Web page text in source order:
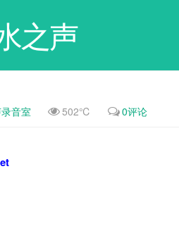
之声
音室 502℃ 0评论